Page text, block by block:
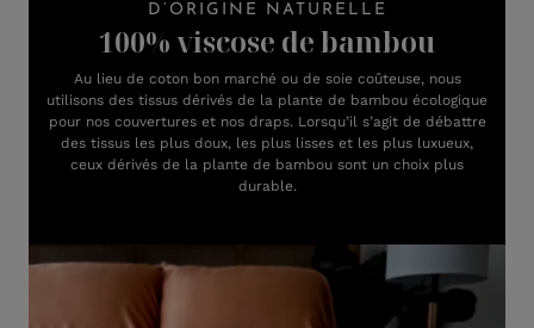
D’ORIGINE NATURELLE
100% viscose de bambou
Au lieu de coton bon marché ou de soie coûteuse, nous
utilisons des tissus dérivés de la plante de bambou écologique
pour nos couvertures et nos draps. Lorsqu’il s’agit de débattre
des tissus les plus doux, les plus lisses et les plus luxueux,
ceux dérivés de la plante de bambou sont un choix plus
durable.